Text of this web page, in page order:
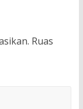
Ruas